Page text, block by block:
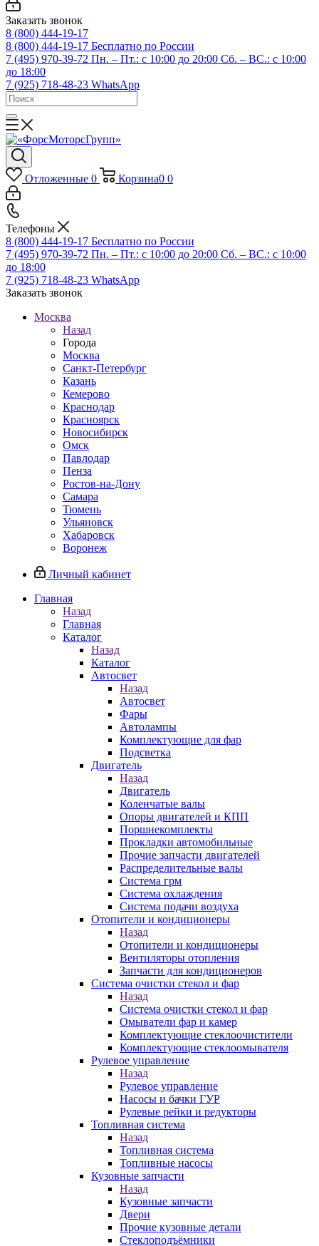
Заказать звонок
8 (800) 444-19-17
8 (800) 444-19-17 Бесплатно по России
7 (495) 970-39-72 Пн. – Пт.: с 10:00 до 20:00 Сб. – ВС.: c 10:00
до 18:00
7 (925) 718-48-23 WhatsApp
Отложенные 0 Корзина0 0
Телефоны
8 (800) 444-19-17 Бесплатно по России
7 (495) 970-39-72 Пн. – Пт.: с 10:00 до 20:00 Сб. – ВС.: c 10:00
до 18:00
7 (925) 718-48-23 WhatsApp
Заказать звонок
Москва
Назад
Города
Москва
Санкт-Петербург
Казань
Кемерово
Краснодар
Красноярск
Новосибирск
Омск
Павлодар
Пенза
Ростов-на-Дону
Самара
Тюмень
Ульяновск
Хабаровск
Воронеж
Личный кабинет
Главная
Назад
Главная
Каталог
Назад
Каталог
Автосвет
Назад
Автосвет
Фары
Автолампы
Комплектующие для фар
Подсветка
Двигатель
Назад
Двигатель
Коленчатые валы
Опоры двигателей и КПП
Поршнекомплекты
Прокладки автомобильные
Прочие запчасти двигателей
Распределительные валы
Система грм
Система охлаждения
Система подачи воздуха
Отопители и кондиционеры
Назад
Отопители и кондиционеры
Вентиляторы отопления
Запчасти для кондиционеров
Система очистки стекол и фар
Назад
Система очистки стекол и фар
Омыватели фар и камер
Комплектующие стеклоочистители
Комплектующие стеклоомывателя
Рулевое управление
Назад
Рулевое управление
Насосы и бачки ГУР
Рулевые рейки и редукторы
Топливная система
Назад
Топливная система
Топливные насосы
Кузовные запчасти
Назад
Кузовные запчасти
Двери
Прочие кузовные детали
Стеклоподъёмники